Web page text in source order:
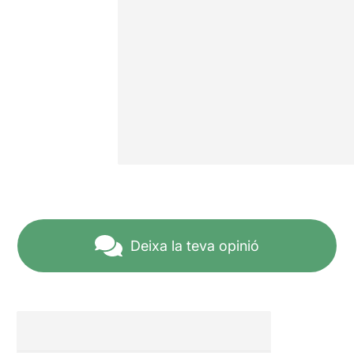
Deixa la teva opinió